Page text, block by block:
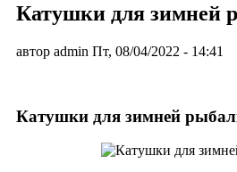
Катушки для зимней
автор admin Пт, 08/04/2022 - 14:41
Катушки для зимней